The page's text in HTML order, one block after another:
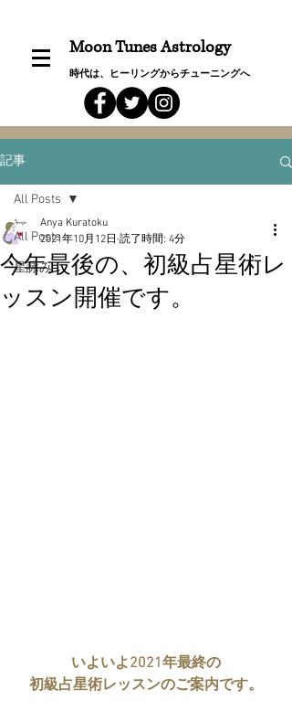
Moon Tunes Astrology
時代は、ヒーリングからチューニングへ
記事
All Posts
星詠み
All Posts
今年最後の、初級占星術レ
ッスン開催です。
Anya Kuratoku
2021年10月12日 読了時間: 4分
いよいよ2021年最終の
初級占星術レッスンのご案内です。